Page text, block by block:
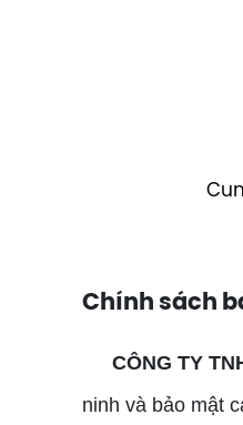
Chính sách
CÔNG TY
ninh và bảo mật